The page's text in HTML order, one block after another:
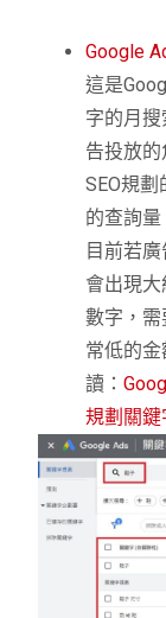
Google
這是
字的月
告投放
SEO規
的查詢量
目前若
會出現
數字，
常低的
讀：
規劃關